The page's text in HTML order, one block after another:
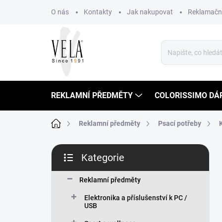
O nás Kontakty Jak nakupovat
REKLAMNÍ PŘEDMĚTY COLORISSIMO
Domů Reklamní předměty Psací potřeby
P
s
kategorie
Kategorie
Reklamní předměty
Elektronika a příslušenství k PC /
USB